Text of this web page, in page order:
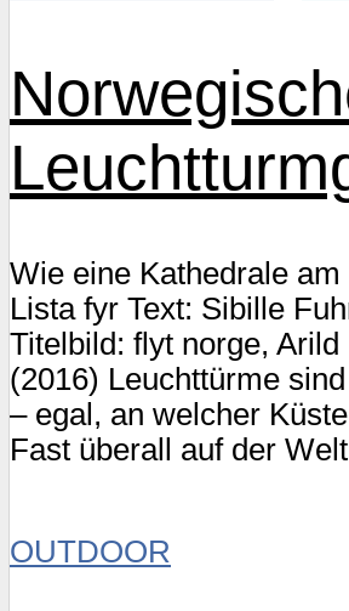
Wie eine Kathedrale
Lista fyr Text: Sibille
Titelbild: flyt norge, Arild
(2016) Leuchttürme
– egal, an welcher
Fast überall auf der
OUTDOOR